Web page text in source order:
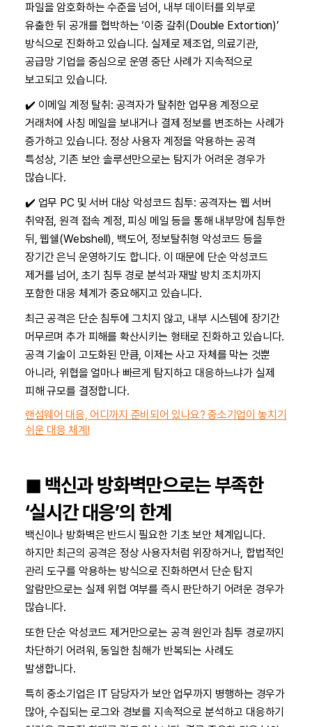
파일을 암호화하는 수준을 넘어, 내부 데이터를 외부로
유출한 뒤 공개를 협박하는 ‘이중 갈취(Double Extortion)’
방식으로 진화하고 있습니다. 실제로 제조업, 의료기관,
공급망 기업을 중심으로 운영 중단 사례가 지속적으로
보고되고 있습니다.
✔️ 이메일 계정 탈취: 공격자가 탈취한 업무용 계정으로
거래처에 사칭 메일을 보내거나 결제 정보를 변조하는 사례가
증가하고 있습니다. 정상 사용자 계정을 악용하는 공격
특성상, 기존 보안 솔루션만으로는 탐지가 어려운 경우가
많습니다.
✔️ 업무 PC 및 서버 대상 악성코드 침투: 공격자는 웹 서버
취약점, 원격 접속 계정, 피싱 메일 등을 통해 내부망에 침투한
뒤, 웹쉘(Webshell), 백도어, 정보탈취형 악성코드 등을
장기간 은닉 운영하기도 합니다. 이 때문에 단순 악성코드
제거를 넘어, 초기 침투 경로 분석과 재발 방치 조치까지
포함한 대응 체계가 중요해지고 있습니다.
최근 공격은 단순 침투에 그치지 않고, 내부 시스템에 장기간
머무르며 추가 피해를 확산시키는 형태로 진화하고 있습니다.
공격 기술이 고도화된 만큼, 이제는 사고 자체를 막는 것뿐
아니라, 위협을 얼마나 빠르게 탐지하고 대응하느냐가 실제
피해 규모를 결정합니다.
랜섬웨어 대응, 어디까지 준비되어 있나요? 중소기업이 놓치기
쉬운 대응 체계!
◼︎ 백신과 방화벽만으로는 부족한
‘실시간 대응’의 한계
백신이나 방화벽은 반드시 필요한 기초 보안 체계입니다.
하지만 최근의 공격은 정상 사용자처럼 위장하거나, 합법적인
관리 도구를 악용하는 방식으로 진화하면서 단순 탐지
알람만으로는 실제 위협 여부를 즉시 판단하기 어려운 경우가
많습니다.
또한 단순 악성코드 제거만으로는 공격 원인과 침투 경로까지
차단하기 어려워, 동일한 침해가 반복되는 사례도
발생합니다.
특히 중소기업은 IT 담당자가 보안 업무까지 병행하는 경우가
많아, 수집되는 로그와 경보를 지속적으로 분석하고 대응하기